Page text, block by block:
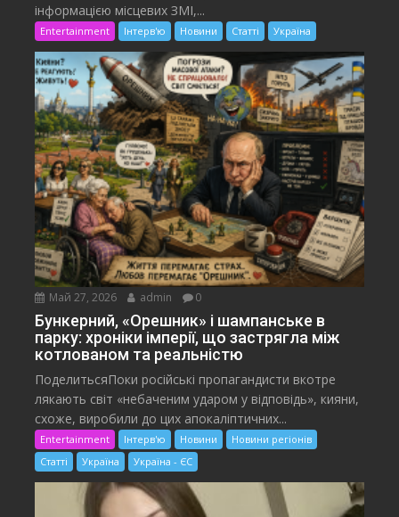
інформацією місцевих ЗМІ,...
Entertainment Інтерв'ю Новини Статті Україна
Май 27, 2026 admin 0
Бункерний, «Орешник» і шампанське в
парку: хроніки імперії, що застрягла між
котлованом та реальністю
ПоделитьсяПоки російські пропагандисти вкотре
лякають світ «небаченим ударом у відповідь», кияни,
схоже, виробили до цих апокаліптичних...
Entertainment Інтерв'ю Новини
Новини регіонів
Статті
Україна Україна - ЄС